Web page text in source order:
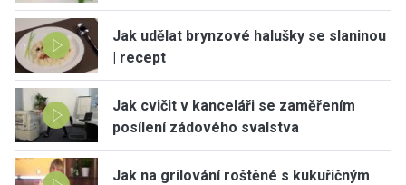
Jak udělat brynzové halušky se slaninou
| recept
Jak cvičit v kanceláři se zaměřením
posílení zádového svalstva
Jak na grilování roštěné s kukuřičným